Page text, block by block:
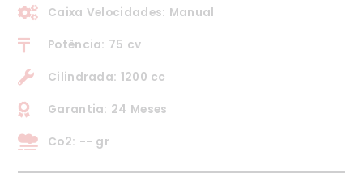
Caixa Velocidades: Manual
Potência: 75 cv
Cilindrada: 1200 cc
Garantia: 24 Meses
Co2: -- gr